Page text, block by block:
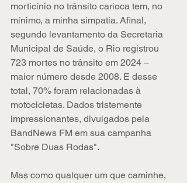
morticínio no trânsito carioca tem, no
mínimo, a minha simpatia. Afinal,
segundo levantamento da Secretaria
Municipal de Saúde, o Rio registrou
723 mortes no trânsito em 2024 –
maior número desde 2008. E desse
total, 70% foram relacionadas à
motocicletas. Dados tristemente
impressionantes, divulgados pela
BandNews FM em sua campanha
"Sobre Duas Rodas".
Mas como qualquer um que caminhe,